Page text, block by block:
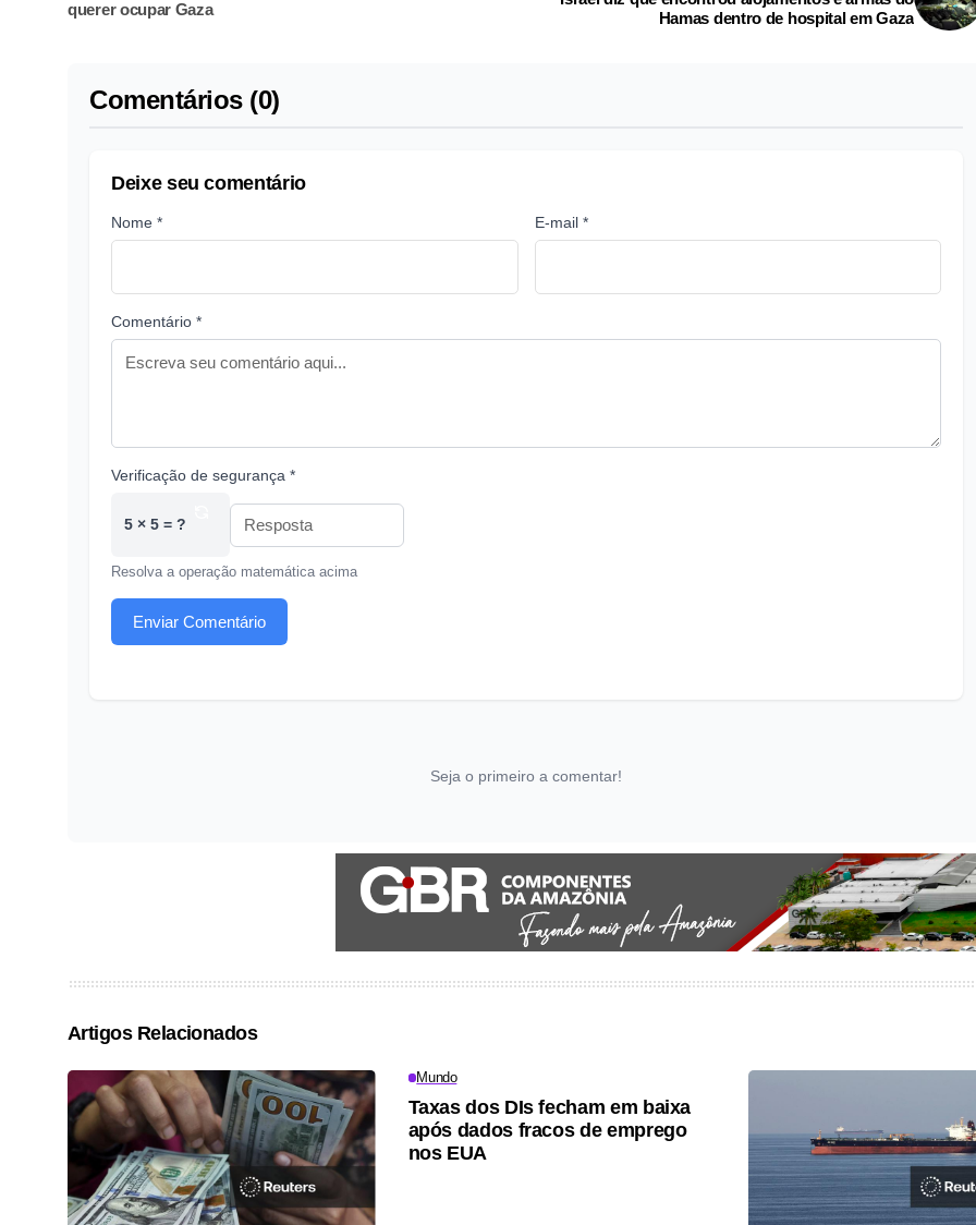
querer ocupar Gaza
Hamas dentro de hospital em Gaza
Comentários (0)
Deixe seu comentário
Nome * E-mail *
Comentário *
Verificação de segurança *
5 × 5 = ?
Resolva a operação matemática acima
Enviar Comentário
Seja o primeiro a comentar!
Artigos Relacionados
Mundo
Taxas dos DIs fecham em baixa
após dados fracos de emprego
nos EUA